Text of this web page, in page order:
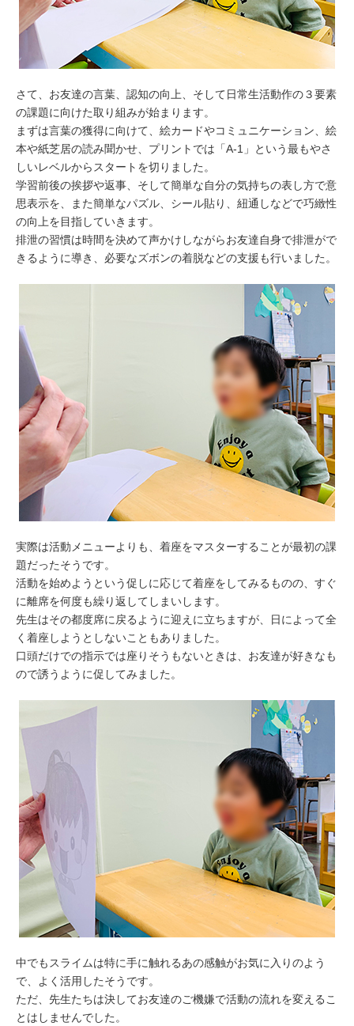
さて、お友達の言葉、認知の向上、そして日常生活動作の３要素
の課題に向けた取り組みが始まります。
まずは言葉の獲得に向けて、絵カードやコミュニケーション、絵
本や紙芝居の読み聞かせ、プリントでは「A-1」という最もやさ
しいレベルからスタートを切りました。
学習前後の挨拶や返事、そして簡単な自分の気持ちの表し方で意
思表示を、また簡単なパズル、シール貼り、紐通しなどで巧緻性
の向上を目指していきます。
排泄の習慣は時間を決めて声かけしながらお友達自身で排泄がで
きるように導き、必要なズボンの着脱などの支援も行いました。
実際は活動メニューよりも、着座をマスターすることが最初の課
題だったそうです。
活動を始めようという促しに応じて着座をしてみるものの、すぐ
に離席を何度も繰り返してしまいします。
先生はその都度席に戻るように迎えに立ちますが、日によって全
く着座しようとしないこともありました。
口頭だけでの指示では座りそうもないときは、お友達が好きなも
ので誘うように促してみました。
中でもスライムは特に手に触れるあの感触がお気に入りのよう
で、よく活用したそうです。
ただ、先生たちは決してお友達のご機嫌で活動の流れを変えるこ
とはしませんでした。